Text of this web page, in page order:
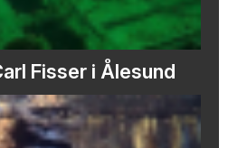
Fisser i Ålesund